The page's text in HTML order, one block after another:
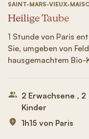
SAINT-MARS-VIEUX-
Heilige Taube
1 Stunde von Paris
Sie, umgeben von
hausgemachtem Bio-
2 Erwachsene , 2
Kinder
1h15 von Paris